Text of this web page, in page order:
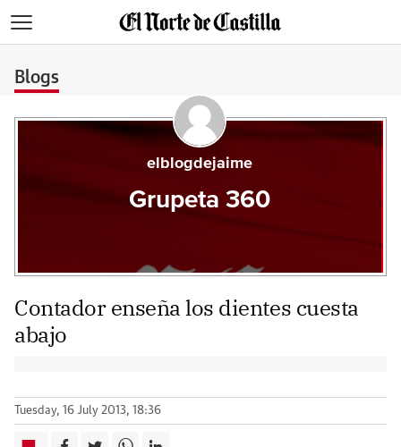
Blogs
elblogdejaime
Grupeta 360
Contador enseña los dientes cuesta
abajo
Tuesday, 16 July 2013, 18:36